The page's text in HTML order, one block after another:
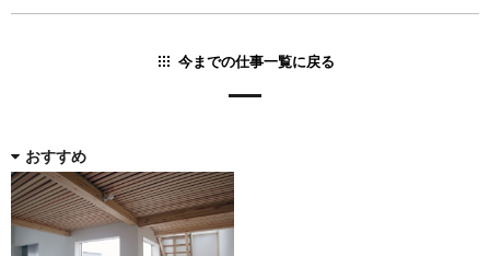
今までの仕事一覧に戻る
おすすめ